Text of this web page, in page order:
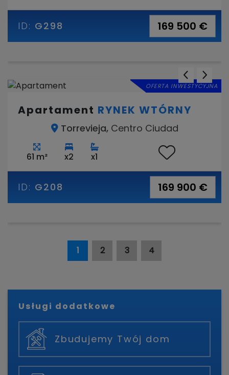
ID: G298 169 500 €
OFERTA INWESTYCYJNA
Apartament RYNEK WTÓRNY
Torrevieja, Centro Ciudad
61 m² x2 x1
ID: G208 169 900 €
1 2 3 4
Usługi dodatkowe
Zbudujemy Twój dom